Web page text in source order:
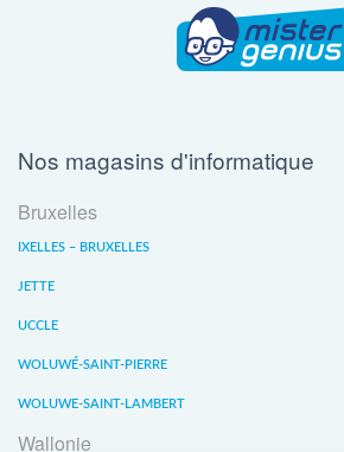
Nos magasins d'informatique
Bruxelles
IXELLES – BRUXELLES
JETTE
UCCLE
WOLUWÉ-SAINT-PIERRE
WOLUWE-SAINT-LAMBERT
Wallonie